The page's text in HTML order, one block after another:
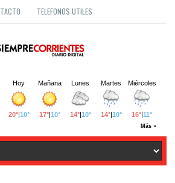
TELEFONOS UTILES